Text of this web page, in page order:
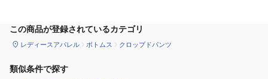
この商品が登録されているカテゴリ
レディースアパレル ボトムス クロップドパンツ
類似条件で探す